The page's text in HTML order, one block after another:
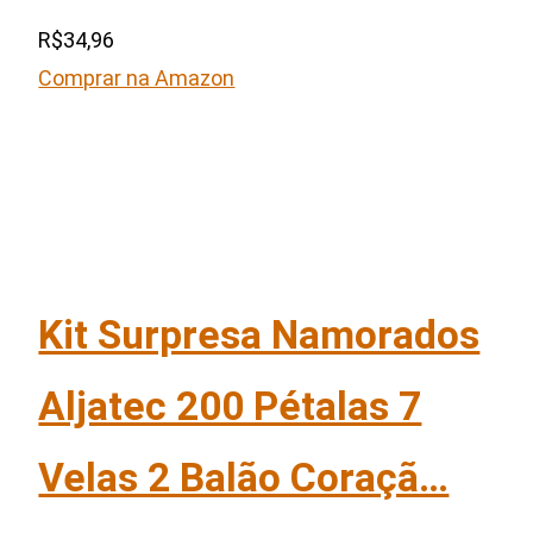
R$34,96
Comprar na Amazon
Kit Surpresa Namorados
Aljatec 200 Pétalas 7
Velas 2 Balão Coraçã…